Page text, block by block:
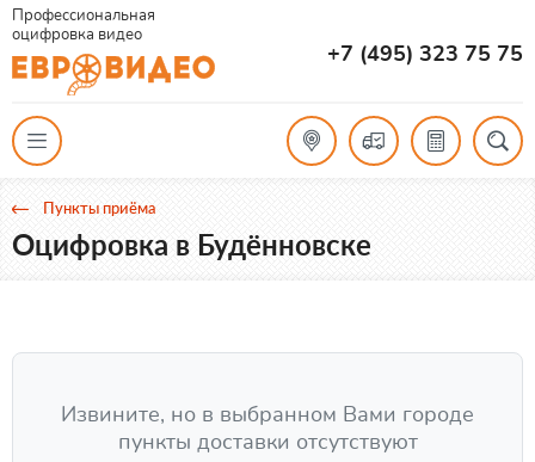
Профессиональная
оцифровка видео
+7 (495) 323 75 75
Пункты приёма
Оцифровка в Будённовске
Извините, но в выбранном Вами городе
пункты доставки отсутствуют